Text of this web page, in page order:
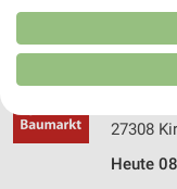
323,18
27308
Heute
Kombinationen von Daten
Verbesserung der
von Inhalten.
Daten können außerhalb
Website/App.
Partnerliste anzeigen